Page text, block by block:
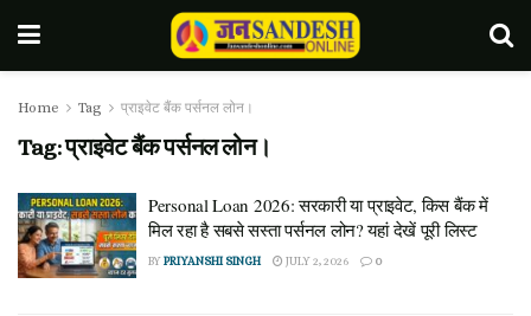
Home Tag प्राइवेट बैंक पर्सनल लोन।
Tag:प्राइवेट बैंक पर्सनल लोन।
Personal Loan 2026: सरकारी या प्राइवेट, किस बैंक में
मिल रहा है सबसे सस्ता पर्सनल लोन? यहां देखें पूरी लिस्ट
BYPRIYANSHI SINGH JULY 2, 2026 0